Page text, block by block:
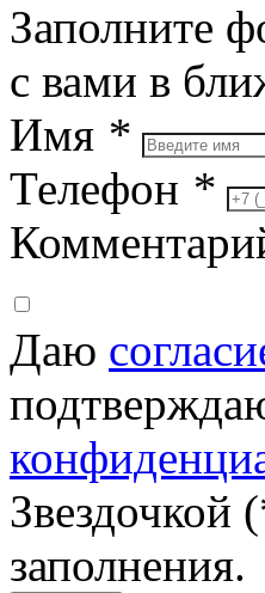
Заполните
с вами в
Имя *
Телефон *
Даю
Звездочкой
заполнения.